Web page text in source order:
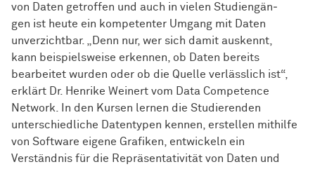
von Daten getroffen und auch in vie­len Stu­di­en­gän­
gen ist heute ein kompetenter Umgang mit Daten
unverzichtbar. „Denn nur, wer sich damit auskennt,
kann bei­spiels­weise er­ken­nen, ob Daten bereits
bearbeitet wurden oder ob die Quelle verlässlich ist“,
erklärt Dr. Henrike Weinert vom Data Competence
Network. In den Kursen lernen die Studierenden
unterschiedliche Datentypen kennen, erstellen mithilfe
von Software eigene Grafiken, entwickeln ein
Verständnis für die Repräsentativität von Daten und